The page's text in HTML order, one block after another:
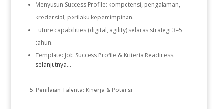
Menyusun Success Profile: kompetensi, pengalaman,
kredensial, perilaku kepemimpinan.
Future capabilities (digital, agility) selaras strategi 3–5
tahun.
Template: Job Success Profile & Kriteria Readiness.
selanjutnya...
Penilaian Talenta: Kinerja & Potensi